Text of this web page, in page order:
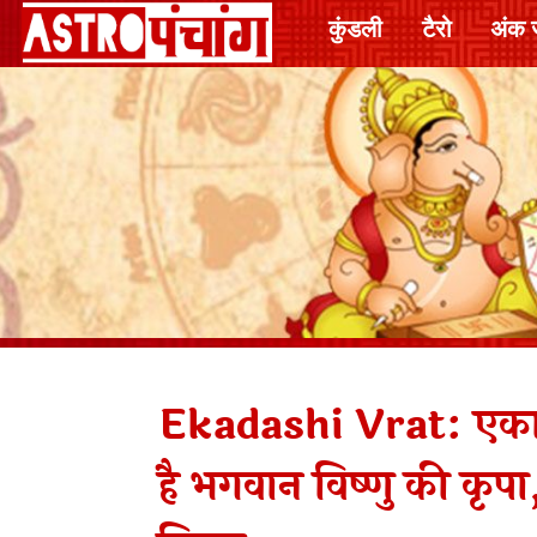
कुंडली टैरो अंक
Ekadashi Vrat:
है भगवान विष्णु की